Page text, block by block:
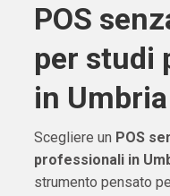
POS
per studi
in Umbria
Scegliere un POS
professionali in
strumento pensato